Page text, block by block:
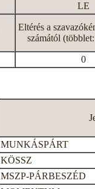
LE
Eltérés a
számától
0
MUNKÁSPÁRT
KÖSSZ
MSZP-PÁRBESZÉD